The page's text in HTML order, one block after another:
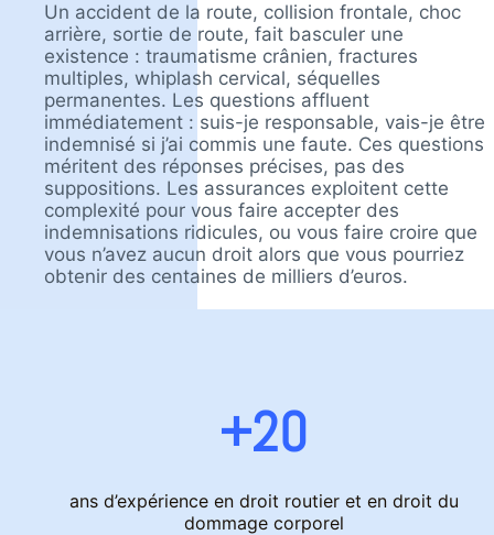
Un accident de la route, collision frontale, choc
arrière, sortie de route, fait basculer une
existence : traumatisme crânien, fractures
multiples, whiplash cervical, séquelles
permanentes. Les questions affluent
immédiatement : suis-je responsable, vais-je être
indemnisé si j’ai commis une faute. Ces questions
méritent des réponses précises, pas des
suppositions. Les assurances exploitent cette
complexité pour vous faire accepter des
indemnisations ridicules, ou vous faire croire que
vous n’avez aucun droit alors que vous pourriez
obtenir des centaines de milliers d’euros.
+20
ans d’expérience en droit routier et en droit du
dommage corporel